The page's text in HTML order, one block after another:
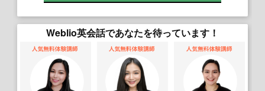
Weblio英会話であなたを待っています！